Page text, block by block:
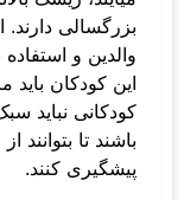
بزرگسالی دارند.
این کودکان
کودکانی نباید
باشند تا بتوانند
پیشگیری کنند.